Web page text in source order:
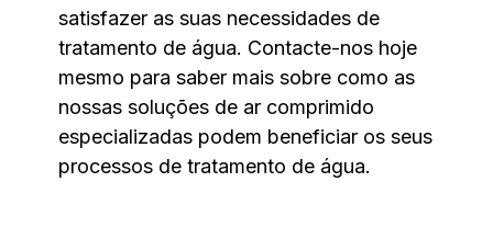
satisfazer as suas necessidades de
tratamento de água. Contacte-nos hoje
mesmo para saber mais sobre como as
nossas soluções de ar comprimido
especializadas podem beneficiar os seus
processos de tratamento de água.